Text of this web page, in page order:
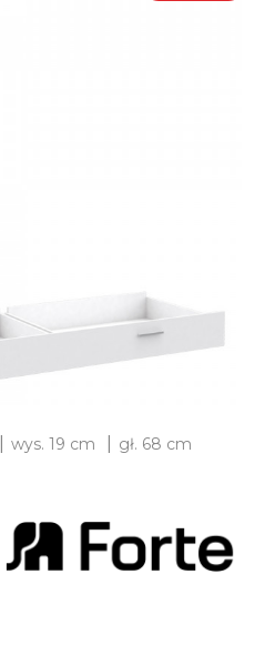
wys. 19 cm gł. 68 cm